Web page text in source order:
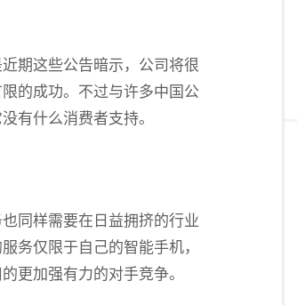
期这些公告暗示，公司将很
的成功。不过与许多中国公
有什么消费者支持。
同样需要在日益拥挤的行业
务仅限于自己的智能手机，
更加强有力的对手竞争。